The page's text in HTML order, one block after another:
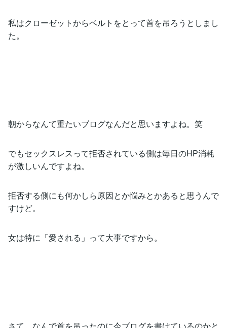
私はクローゼットからベルトをとって首を吊ろうとしまし
た。
朝からなんて重たいブログなんだと思いますよね。笑
でもセックスレスって拒否されている側は毎日のHP消耗
が激しいんですよね。
拒否する側にも何かしら原因とか悩みとかあると思うんで
すけど。
女は特に「愛される」って大事ですから。
さて、なんで首を吊ったのに今ブログを書けているのかと